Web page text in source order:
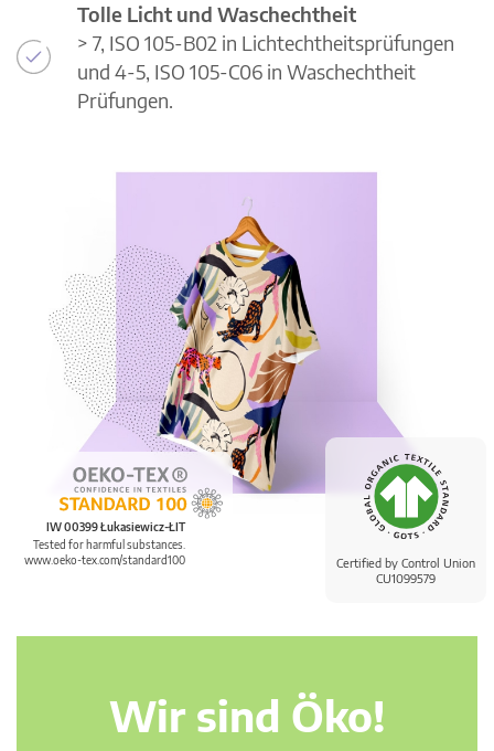
Certified by Control Union
CU1099579
IW 00399 Łukasiewicz-ŁIT
Tested for harmful substances.
www.oeko-tex.com/standard100
Tolle Licht und Waschechtheit
> 7, ISO 105-B02 in Lichtechtheitsprüfungen
und 4-5, ISO 105-C06 in Waschechtheit
Prüfungen.
Wir sind Öko!